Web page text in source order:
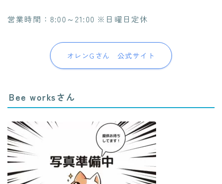
営業時間：8:00～21:00 ※日曜日定休
オレンGさん 公式サイト
Bee worksさん